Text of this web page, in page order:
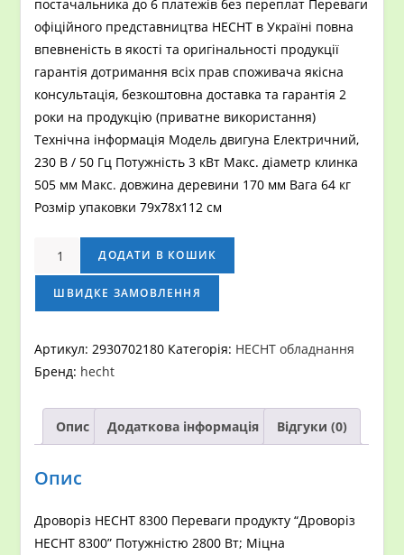
постачальника до 6 платежів без переплат Переваги
офіційного представництва HECHT в Україні повна
впевненість в якості та оригінальності продукції
гарантія дотримання всіх прав споживача якісна
консультація, безкоштовна доставка та гарантія 2
роки на продукцію (приватне використання)
Технічна інформація Модель двигуна Електричний,
230 В / 50 Гц Потужність 3 кВт Макс. діаметр клинка
505 мм Макс. довжина деревини 170 мм Вага 64 кг
Розмір упаковки 79х78х112 см
Дроворіз
8300
кількість
ДОДАТИ В КОШИК
ШВИДКЕ ЗАМОВЛЕННЯ
Артикул:2930702180 Категорія: HECHT обладнання
Бренд: hecht
Опис Додаткова інформація Відгуки (0)
Опис
Дроворіз HECHT 8300 Переваги продукту “Дроворіз
HECHT 8300” Потужністю 2800 Вт; Міцна